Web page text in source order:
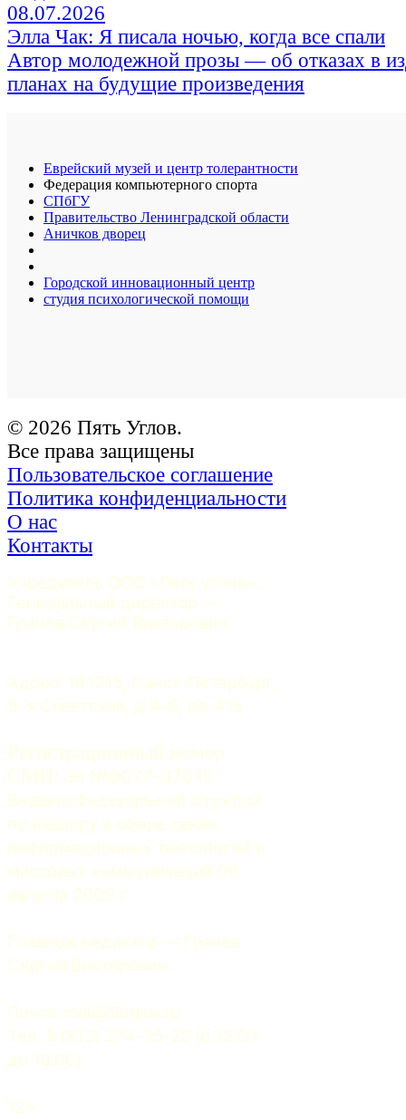
08.07.2026
Элла Чак: Я писала ночью, когда все спали
Автор молодежной прозы — об отказах в
планах на будущие произведения
Еврейский музей и центр толерантности
Федерация компьютерного спорта
СПбГУ
Правительство Ленинградской области
Аничков дворец
Городской инновационный центр
студия психологической помощи
© 2026 Пять Углов.
Все права защищены
Пользовательское соглашение
Политика конфиденциальности
О нас
Контакты
Учредитель ООО «Пять углов».
Генеральный директор —
Грачев Сергей Викторович
Адрес: 191015, Санкт-Петербург,
9-я Советская, д.4-6, оф.415
Регистрационный номер
СМИ: Эл №ФС77-37070.
Выдано Федеральной службой
по надзору в сфере связи,
информационных технологий и
массовых коммуникаций 06
августа 2009 г.
Главный редактор — Грачев
Сергей Викторович.
Почта: mail@5uglov.ru
Тел. 8 (812) 274-35-25 (c 12.00
до 18.00)
12+